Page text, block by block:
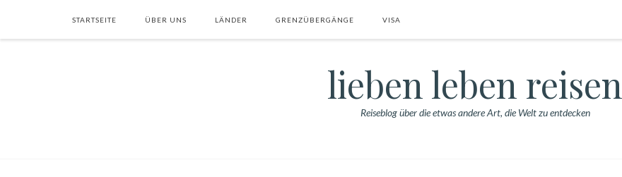
STARTSEITE ÜBER UNS LÄNDER GRENZÜBERGÄNGE VISA
lieben leben reisen
Reiseblog über die etwas andere Art, die Welt zu entdecken